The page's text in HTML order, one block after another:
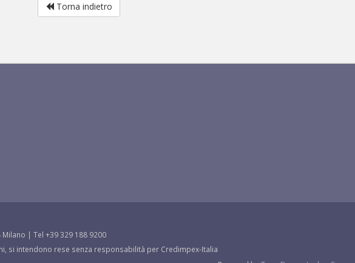
Torna indietro
| Tel +39 329 188 9200
si intendono rese senza responsabilità per Credimpex-Italia